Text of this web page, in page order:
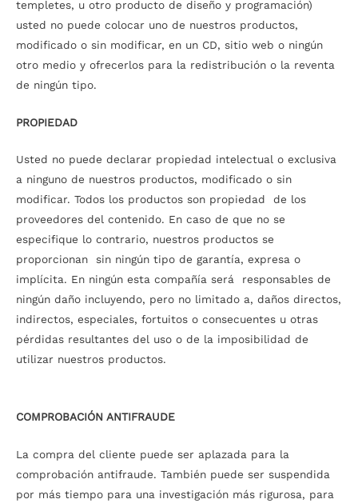
templetes, u otro producto de diseño y programación)
usted no puede colocar uno de nuestros productos,
modificado o sin modificar, en un CD, sitio web o ningún
otro medio y ofrecerlos para la redistribución o la reventa
de ningún tipo.
PROPIEDAD
Usted no puede declarar propiedad intelectual o exclusiva
a ninguno de nuestros productos, modificado o sin
modificar. Todos los productos son propiedad de los
proveedores del contenido. En caso de que no se
especifique lo contrario, nuestros productos se
proporcionan sin ningún tipo de garantía, expresa o
implícita. En ningún esta compañía será responsables de
ningún daño incluyendo, pero no limitado a, daños directos,
indirectos, especiales, fortuitos o consecuentes u otras
pérdidas resultantes del uso o de la imposibilidad de
utilizar nuestros productos.
COMPROBACIÓN ANTIFRAUDE
La compra del cliente puede ser aplazada para la
comprobación antifraude. También puede ser suspendida
por más tiempo para una investigación más rigurosa, para